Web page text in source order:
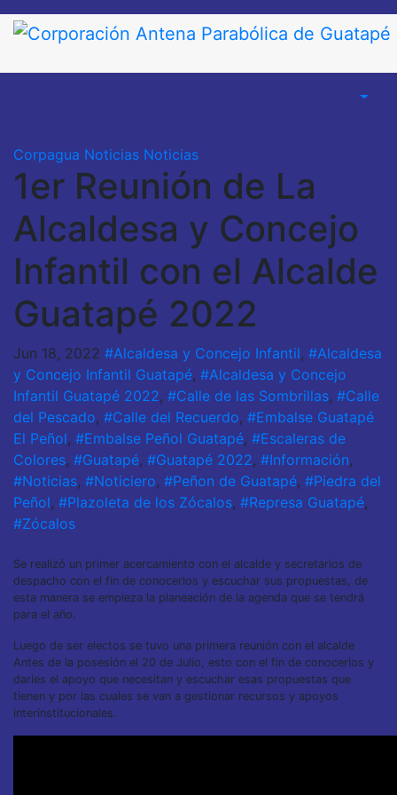
Saltar
Corpagua Noticias Noticias
1er Reunión de La
Alcaldesa y Concejo
Infantil con el Alcalde
Guatapé 2022
Jun 18, 2022 #Alcaldesa y Concejo Infantil, #Alcaldesa
y Concejo Infantil Guatapé, #Alcaldesa y Concejo
Infantil Guatapé 2022, #Calle de las Sombrillas, #Calle
del Pescado, #Calle del Recuerdo, #Embalse Guatapé
El Peñol, #Embalse Peñol Guatapé, #Escaleras de
Colores, #Guatapé, #Guatapé 2022, #Información,
#Noticias, #Noticiero, #Peñon de Guatapé, #Piedra del
Peñol, #Plazoleta de los Zócalos, #Represa Guatapé,
#Zócalos
Se realizó un primer acercamiento con el alcalde y secretarios de
despacho con el fin de conocerlos y escuchar sus propuestas, de
esta manera se empieza la planeación de la agenda que se tendrá
para el año.
Luego de ser electos se tuvo una primera reunión con el alcalde
Antes de la posesión el 20 de Julio, esto con el fin de conocerlos y
darles el apoyo que necesitan y escuchar esas propuestas que
tienen y por las cuales se van a gestionar recursos y apoyos
interinstitucionales.